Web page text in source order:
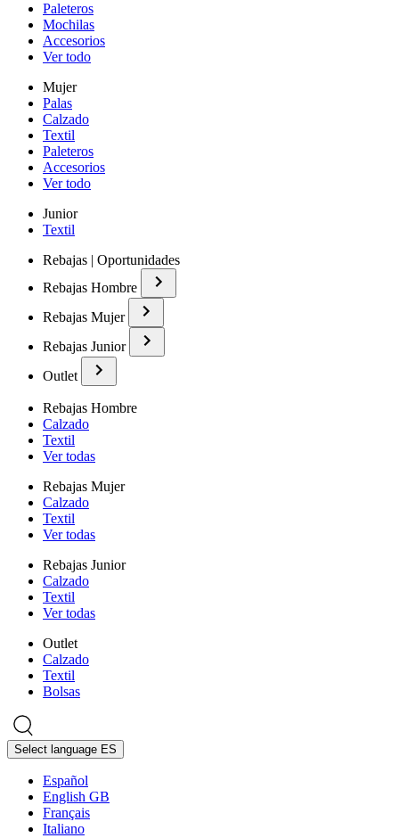
Paleteros
Mochilas
Accesorios
Ver todo
Mujer
Palas
Calzado
Textil
Paleteros
Accesorios
Ver todo
Junior
Textil
Rebajas | Oportunidades
Rebajas Hombre
Rebajas Mujer
Rebajas Junior
Outlet
Rebajas Hombre
Calzado
Textil
Ver todas
Rebajas Mujer
Calzado
Textil
Ver todas
Rebajas Junior
Calzado
Textil
Ver todas
Outlet
Calzado
Textil
Bolsas
Select language ES
Español
English GB
Français
Italiano